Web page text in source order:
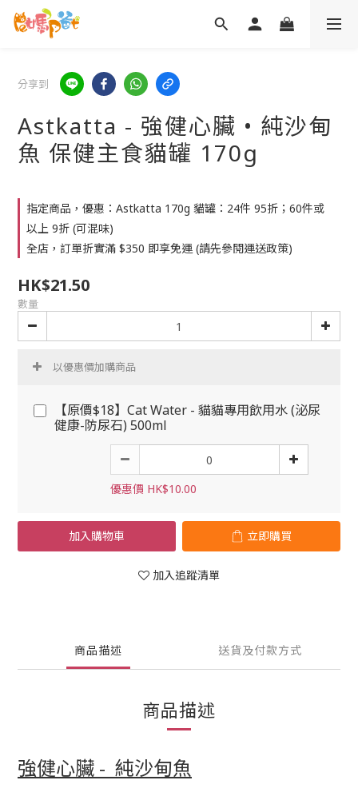
分享到
Astkatta - 強健心臟 • 純沙甸
魚 保健主食貓罐 170g
指定商品，優惠：Astkatta 170g 貓罐：24件 95折；60件或
以上 9折 (可混味)
全店，訂單折實滿 $350 即享免運 (請先參閱運送政策)
HK$21.50
數量
以優惠價加購商品
【原價$18】Cat Water - 貓貓專用飲用水 (泌尿
健康-防尿石) 500ml
優惠價 HK$10.00
加入購物車 立即購買
加入追蹤清單
商品描述 送貨及付款方式
商品描述
強健心臟 - 純沙甸魚